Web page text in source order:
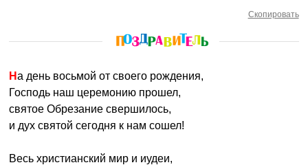
Скопировать
На день восьмой от своего рождения,
Господь наш церемонию прошел,
святое Обрезание свершилось,
и дух святой сегодня к нам сошел!
Весь христианский мир и иудеи,